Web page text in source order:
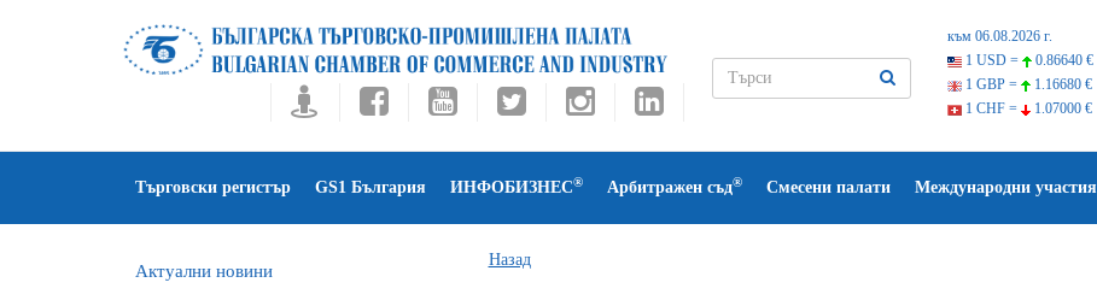
към 06.08.2026 г.
1 USD =
0.86640 €
1 GBP =
1.16680 €
1 CHF =
1.07000 €
Търговски регистър GS1 България ИНФОБИЗНЕС® Арбитражен съд® Смесени палати Международни участия
Актуални новини
Назад